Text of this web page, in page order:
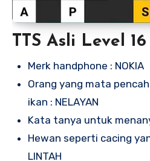
TTS Asli Level 16
Merk handphone : NOKIA
Orang yang mata
ikan : NELAYAN
Kata tanya untuk
Hewan seperti cacing
LINTAH